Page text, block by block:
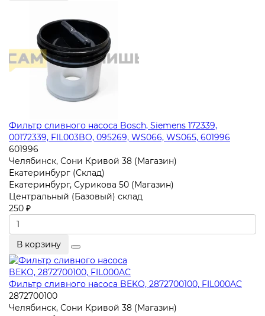
Фильтр сливного насоса Bosch, Siemens 172339,
00172339, FIL003BO, 095269, WS066, WS065, 601996
601996
Челябинск, Сони Кривой 38 (Магазин)
Екатеринбург (Склад)
Екатеринбург, Сурикова 50 (Магазин)
Центральный (Базовый) склад
250 ₽
В корзину
Фильтр сливного насоса BEKO, 2872700100, FIL000AC
2872700100
Челябинск, Сони Кривой 38 (Магазин)